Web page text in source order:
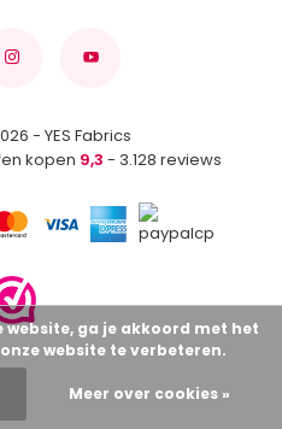
- YES Fabrics
kopen 9,3 - 3.128 reviews
ga je akkoord met het
website te verbeteren.
Meer over cookies »